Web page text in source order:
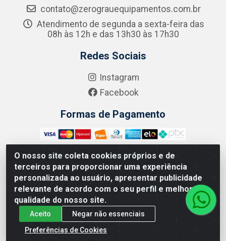
O nosso site coleta cookies próprios e de
terceiros para proporcionar uma experiência
personalizada ao usuário, apresentar publicidade
relevante de acordo com o seu perfil e melhorar a
qualidade do nosso site.
Aceito
Negar não essenciais
Preferências de Cookies
contato@zerograuequipamentos.com.br
Atendimento de segunda a sexta-feira das
08h às 12h e das 13h30 às 17h30
Redes Sociais
Instagram
Facebook
Formas de Pagamento
Zero Grau - Rua Jean Emile Favre, 746 - Ipsep,
Recife/PE - CEP 51.190-450 - CNPJ 09.132.989/0001-61